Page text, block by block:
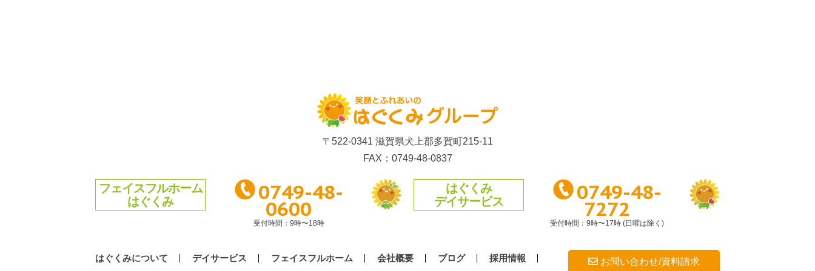
〒522-0341 滋賀県犬上郡多賀町215-11
FAX：0749-48-0837
フェイスフルホーム
はぐくみ
0749-48-
0600
受付時間：9時〜18時
はぐくみ
デイサービス
0749-48-
7272
受付時間：9時〜17時 (日曜は除く)
はぐくみについて デイサービス フェイスフルホーム 会社概要 ブログ 採用情報 お問い合わせ/資料請求